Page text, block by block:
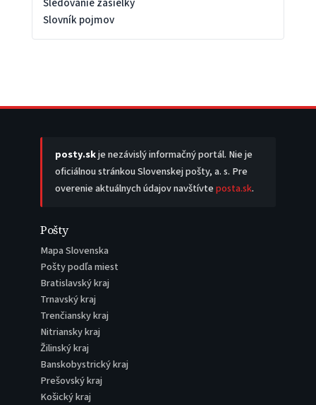
Slovník pojmov
posty.skje nezávislý informačný portál. Nie je
oficiálnou stránkou Slovenskej pošty, a. s. Pre
overenie aktuálnych údajov navštívteposta.sk.
Pošty
Mapa Slovenska
Pošty podľa miest
Bratislavský kraj
Trnavský kraj
Trenčiansky kraj
Nitriansky kraj
Žilinský kraj
Banskobystrický kraj
Prešovský kraj
Košický kraj